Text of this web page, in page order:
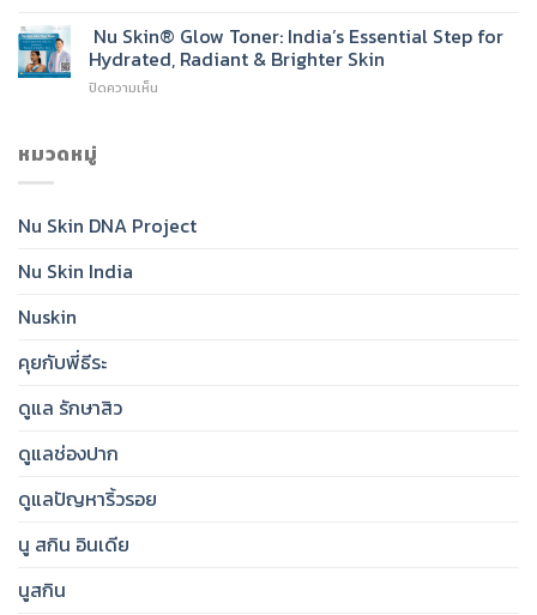
Go-
To
Cleanser
Skin®
Sunscreen
SPF
Glowing
Nu Skin® Glow Toner: India’s Essential Step for
Hydrated, Radiant & Brighter Skin
ปิดความเห็น
Step
หมวดหมู่
Nu Skin DNA Project
Nu Skin India
Nuskin
คุยกับพี่ธีระ
ดูแล รักษาสิว
ดูแลช่องปาก
ดูแลปัญหาริ้วรอย
นู สกิน อินเดีย
นูสกิน